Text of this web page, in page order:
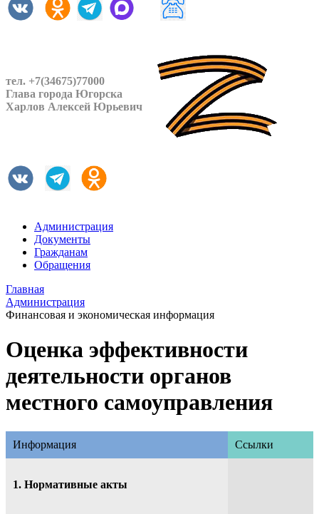
тел. +7(34675)77000
Глава города Югорска
Харлов Алексей Юрьевич
Администрация
Документы
Гражданам
Обращения
Главная
Администрация
Финансовая и экономическая информация
Оценка эффективности
деятельности органов
местного самоуправления
Информация Ссылки
1. Нормативные акты